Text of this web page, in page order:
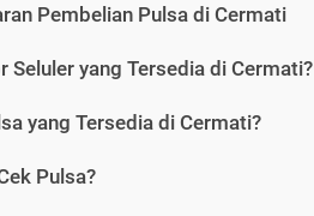
Pembelian Pulsa di Cermati
Seluler yang Tersedia di Cermati?
yang Tersedia di Cermati?
Pulsa?